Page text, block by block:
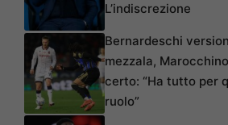
L’indiscrezione
Bernardeschi
mezzala,
certo: “Ha tutto per
ruolo”